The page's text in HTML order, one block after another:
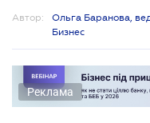
Автор:
Ольга Баранова,
Бизнес
Реклама